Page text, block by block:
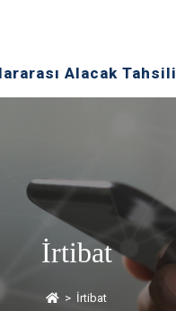
Alacak Tahsili
İrtibat
> İrtibat